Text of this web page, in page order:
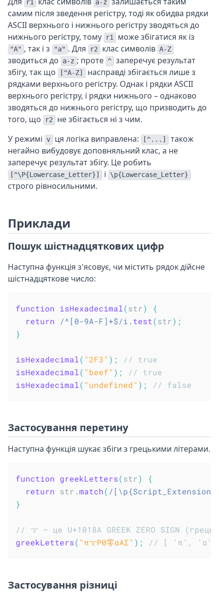
r1 a-z
самим після зведення регістру, тоді як обидва рядки
ASCII верхнього і нижнього регістру зводяться до
нижнього регістру, тому
r1 може збігатися як із
"A" , так і з "a" . Для r2 клас символів A-Z
зводиться до a-z ; проте ^ заперечує результат
збігу, так що
[^A-Z]
насправді збігається лише з
рядками верхнього регістру. Однак і рядки ASCII
верхнього регістру, і рядки нижнього – однаково
зводяться до нижнього регістру, що призводить до
того, що
r2
не збігається ні з чим.
У режимі v ця логіка виправлена: [^...]
також
негайно вибудовує доповняльний клас, а не
заперечує результат збігу. Це робить
[^\P{Lowercase_Letter}] і \p{Lowercase_Letter}
строго рівносильними.
Приклади
Пошук шістнадцяткових цифр
Наступна функція з'ясовує, чи містить рядок дійсне
шістнадцяткове число:
function isHexadecimal(str)
{
return
/^[0-9A-F]+$/i . test(str) ;
}
isHexadecimal( "2F3" ) ;
// true
isHexadecimal( "beef" ) ;
// true
isHexadecimal( "undefined" ) ; // false
Застосування перетину
Наступна функція шукає збіги з грецькими літерами.
function greekLetters(str)
{
return str .match( /
}
// 𐆊 – це U+1018A GREEK ZERO SIGN
greekLetters( "π𐆊P0零αAΣ" ) ; // [ 'π',
Застосування різниці